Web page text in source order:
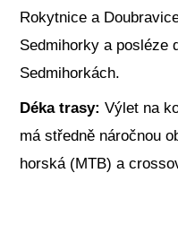
Rokytnice a
Sedmihorky a posléze
Sedmihorkách.
Déka trasy: Výlet na
má středně náročnou
horská (MTB) a